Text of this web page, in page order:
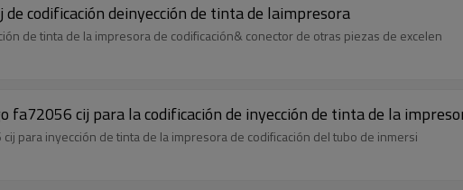
codificación deinyección de tinta de laimpresora
de tinta de la impresora de codificación& conector de otras piezas de excelen
cij para la codificación de inyección de tinta de la
para inyección de tinta de la impresora de codificación del tubo de inmersi